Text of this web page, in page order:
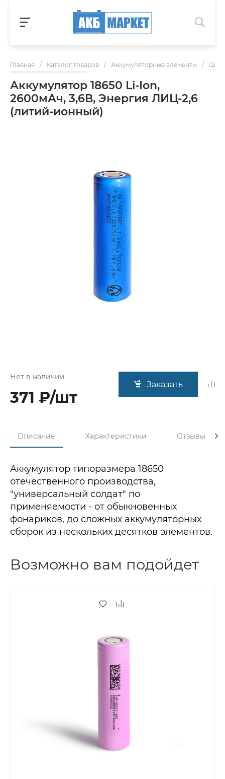
Главная / Каталог товаров / Аккумуляторные элементы /
Аккумулятор 18650 Li-Ion,
2600мАч, 3,6В, Энергия ЛИЦ-2,6
(литий-ионный)
Нет в наличии
371 ₽/шт
Заказать
Описание Характеристики Отзывы
Аккумулятор типоразмера 18650
отечественного производства,
"универсальный солдат" по
применяемости - от обыкновенных
фонариков, до сложных аккумуляторных
сборок из нескольких десятков элементов.
Возможно вам подойдет